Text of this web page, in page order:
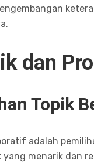
dan
Topik
adalah
menarik dan